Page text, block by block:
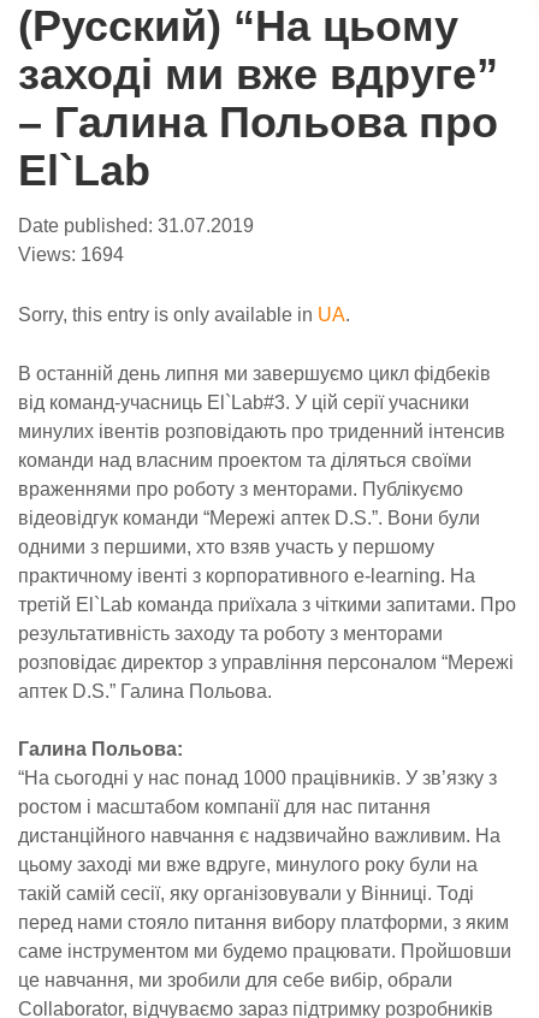
(Русский) “На цьому
заході ми вже вдруге”
– Галина Польова про
El`Lab
Date published: 31.07.2019
Views: 1694
Sorry, this entry is only available in UA.
В останній день липня ми завершуємо цикл фідбеків
від команд-учасниць El`Lab#3. У цій серії учасники
минулих івентів розповідають про триденний інтенсив
команди над власним проектом та діляться своїми
враженнями про роботу з менторами. Публікуємо
відеовідгук команди “Мережі аптек D.S.”. Вони були
одними з першими, хто взяв участь у першому
практичному івенті з корпоративного e-learning. На
третій El`Lab команда приїхала з чіткими запитами. Про
результативність заходу та роботу з менторами
розповідає директор з управління персоналом “Мережі
аптек D.S.” Галина Польова.
Галина Польова:
“На сьогодні у нас понад 1000 працівників. У зв’язку з
ростом і масштабом компанії для нас питання
дистанційного навчання є надзвичайно важливим. На
цьому заході ми вже вдруге, минулого року були на
такій самій сесії, яку організовували у Вінниці. Тоді
перед нами стояло питання вибору платформи, з яким
саме інструментом ми будемо працювати. Пройшовши
це навчання, ми зробили для себе вибір, обрали
Collaborator, відчуваємо зараз підтримку розробників